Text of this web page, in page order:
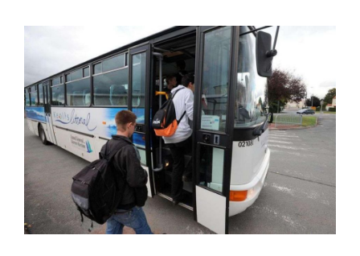
КАНДИДАТА КОЈИ СУ ОСТВАРИЛИ ПРАВО
НА ГРАДСКИ МЈЕСЕЧНИ БОРАЧКИ
ДОДАТАК ЗА ДЕМОБИЛИСАНЕ БОРЦЕ
ВОЈСКЕ РЕПУБЛИКЕ СРПСКЕ У СТАЊУ
СОЦИЈАЛНЕ ПОТРЕБЕ
ЈАВНИ ПОЗИВ ЗА НАЈЉЕПШЕ УРЕЂЕНО
ДВОРИШТЕ ИНДИВИДУАЛНИХ
ДОМАЋИНСТАВА, ДВОРИШТЕ
ЗАЈЕДНИЦА ЕТАЖНИХ ВЛАСНИКА И ЈАВНИ